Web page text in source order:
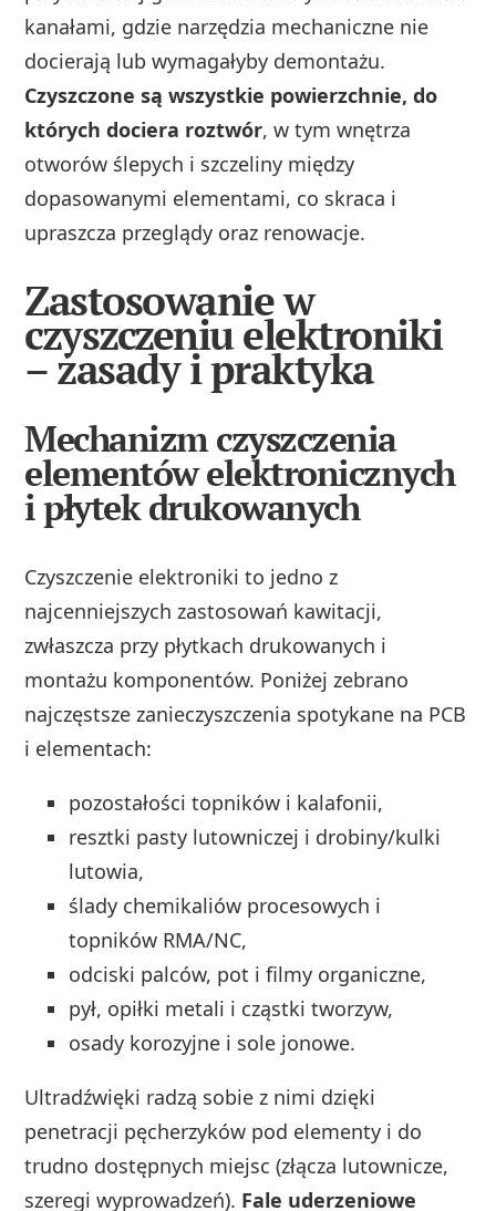
kanałami, gdzie narzędzia mechaniczne nie
docierają lub wymagałyby demontażu.
Czyszczone są wszystkie powierzchnie, do
których dociera roztwór, w tym wnętrza
otworów ślepych i szczeliny między
dopasowanymi elementami, co skraca i
upraszcza przeglądy oraz renowacje.
Zastosowanie w
czyszczeniu elektroniki
– zasady i praktyka
Mechanizm czyszczenia
elementów elektronicznych
i płytek drukowanych
Czyszczenie elektroniki to jedno z
najcenniejszych zastosowań kawitacji,
zwłaszcza przy płytkach drukowanych i
montażu komponentów. Poniżej zebrano
najczęstsze zanieczyszczenia spotykane na PCB
i elementach:
pozostałości topników i kalafonii,
resztki pasty lutowniczej i drobiny/kulki
lutowia,
ślady chemikaliów procesowych i
topników RMA/NC,
odciski palców, pot i filmy organiczne,
pył, opiłki metali i cząstki tworzyw,
osady korozyjne i sole jonowe.
Ultradźwięki radzą sobie z nimi dzięki
penetracji pęcherzyków pod elementy i do
trudno dostępnych miejsc (złącza lutownicze,
szeregi wyprowadzeń). Fale uderzeniowe